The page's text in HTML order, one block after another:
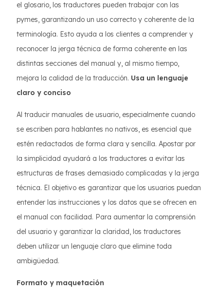
el glosario, los traductores pueden trabajar con las
pymes, garantizando un uso correcto y coherente de la
terminología. Esto ayuda a los clientes a comprender y
reconocer la jerga técnica de forma coherente en las
distintas secciones del manual y, al mismo tiempo,
mejora la calidad de la traducción. Usa un lenguaje
claro y conciso
Al traducir manuales de usuario, especialmente cuando
se escriben para hablantes no nativos, es esencial que
estén redactados de forma clara y sencilla. Apostar por
la simplicidad ayudará a los traductores a evitar las
estructuras de frases demasiado complicadas y la jerga
técnica. El objetivo es garantizar que los usuarios puedan
entender las instrucciones y los datos que se ofrecen en
el manual con facilidad. Para aumentar la comprensión
del usuario y garantizar la claridad, los traductores
deben utilizar un lenguaje claro que elimine toda
ambigüedad.
Formato y maquetación